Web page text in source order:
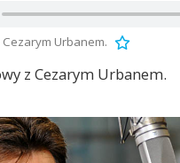
Urbanem.
z Cezarym Urbanem.